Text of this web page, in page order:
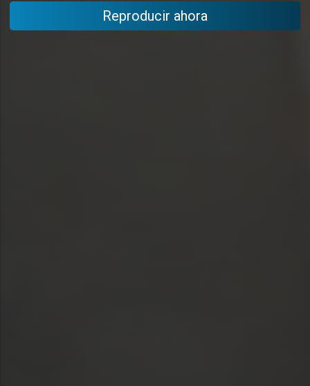
Reproducir ahora